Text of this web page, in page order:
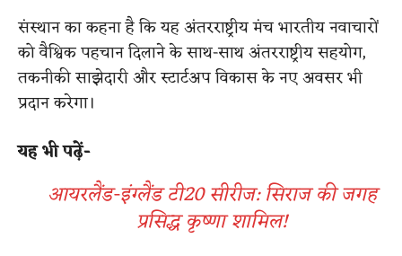
संस्थान का कहना है कि यह अंतरराष्ट्रीय मंच भारतीय नवाचारों
को वैश्विक पहचान दिलाने के साथ-साथ अंतरराष्ट्रीय सहयोग,
तकनीकी साझेदारी और स्टार्टअप विकास के नए अवसर भी
प्रदान करेगा।
यह भी पढ़ें-
आयरलैंड-इंग्लैंड टी20 सीरीज: सिराज की जगह
प्रसिद्ध कृष्णा शामिल!